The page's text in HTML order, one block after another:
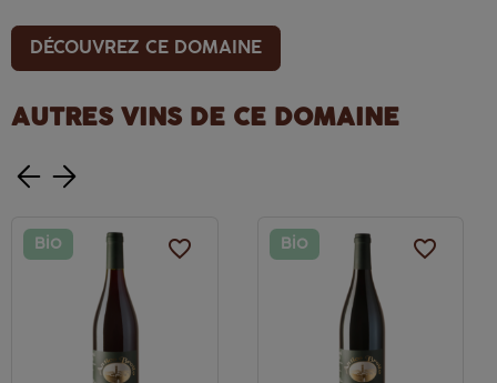
DÉCOUVREZ CE DOMAINE
AUTRES VINS DE CE DOMAINE
favorite_border
Bio favorite_border
Bio